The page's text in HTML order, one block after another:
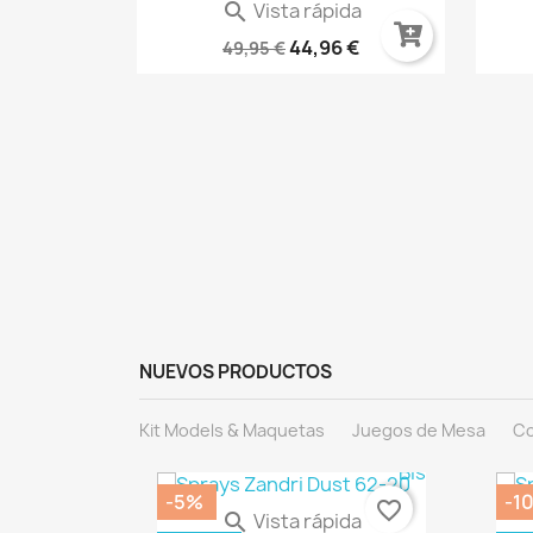
 Vista rápida
What If? Imagina (Marvel...
49,95 €44,96 €
NUEVOS PRODUCTOS
Kit Models & Maquetas Juegos de Mesa
 Vista rápida
Warhammer 40.000: Imperium...
-5%
favorite_border
-